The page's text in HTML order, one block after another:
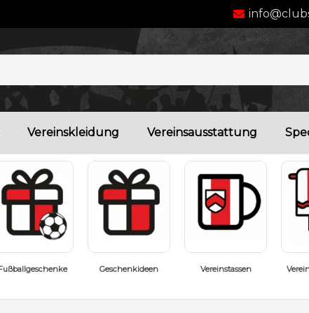
Vereinskleidung Vereinsausstattung
Vereinstassen Vereinshandtücher Badeschuhe